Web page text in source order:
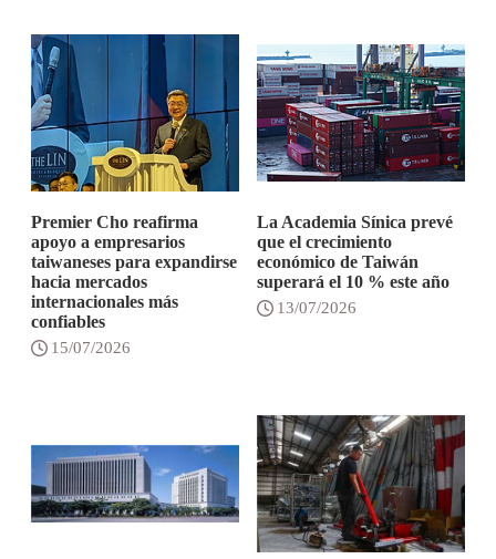
Premier Cho reafirma
apoyo a empresarios
taiwaneses para expandirse
hacia mercados
internacionales más
confiables
15/07/2026
La Academia Sínica prevé
que el crecimiento
económico de Taiwán
superará el 10 % este año
13/07/2026